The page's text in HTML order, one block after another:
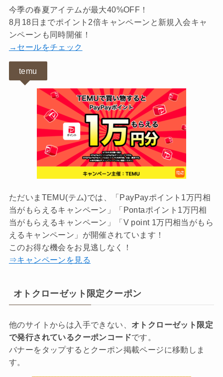
今季の春夏アイテムが最大40%OFF！
8月18日までポイント2倍キャンペーンと新規入会キャ
ンペーンも同時開催！
→セールをチェック
temu
ただいまTEMU(テム)では、「PayPayポイント1万円相
当がもらえるキャンペーン」「Pontaポイント1万円相
当がもらえるキャンペーン」「V point 1万円相当がもら
えるキャンペーン」が開催されています！
このお得な機会をお見逃しなく！
⇒キャンペーンを見る
オトクローゼット限定クーポン
他のサイトからは入手できない、 オトクローゼット限定
で発行されているクーポンコードです。
バナーをタップするとクーポン掲載ページに移動しま
す。